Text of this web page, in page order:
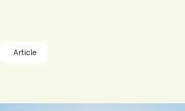
Article